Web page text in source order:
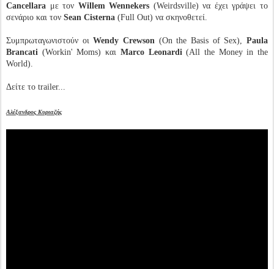
Cancellara με τον Willem Wennekers (Weirdsville) να έχει γράψει το
σενάριο και τον Sean Cisterna (Full Out) να σκηνοθετεί.
Συμπρωταγωνιστούν οιWendy Crewson (On the Basis of Sex),Paula
Brancati (Workin' Moms) και Marco Leonardi(All the Money in the
World).
Δείτε το trailer...
Αλέξανδρος Κυριαζής